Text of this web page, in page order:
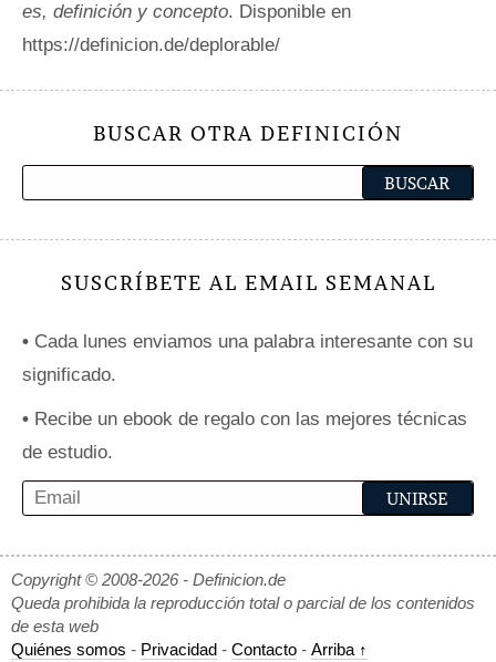
es, definición y concepto. Disponible en
https://definicion.de/deplorable/
BUSCAR OTRA DEFINICIÓN
SUSCRÍBETE AL EMAIL SEMANAL
• Cada lunes enviamos una palabra interesante con su
significado.
• Recibe un ebook de regalo con las mejores técnicas
de estudio.
Copyright © 2008-2026 - Definicion.de
Queda prohibida la reproducción total o parcial de los contenidos
de esta web
Quiénes somos - Privacidad - Contacto - Arriba ↑